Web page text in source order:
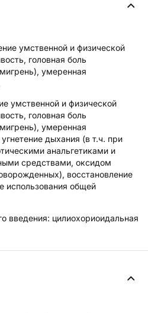
умственной и физической
головная боль
умеренная
умственной и физической
головная боль
умеренная
дыхания (в т.ч. при
анальгетиками и
средствами, оксидом
восстановление
использования общей
введения: цилиохориоидальная